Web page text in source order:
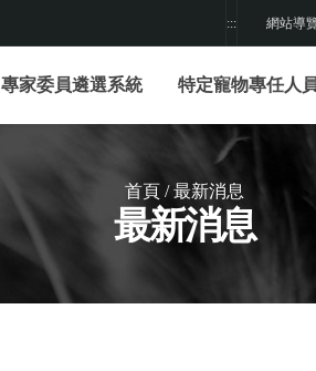
::: 網站導
專家委員遴選系統 特定寵物專任人
首頁 /最新消息
最新消息